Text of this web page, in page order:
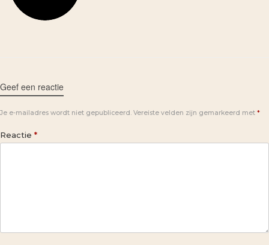
Geef een reactie
Je e-mailadres wordt niet gepubliceerd. Vereiste velden zijn gemarkeerd met *
Reactie *